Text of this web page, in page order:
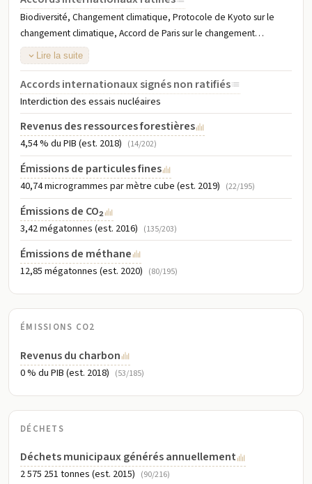
Biodiversité, Changement climatique, Protocole de Kyoto sur le
changement climatique, Accord de Paris sur le changement
climatique, Interdiction complète des essais nucléaires,
Désertification, Espèces en danger, Déchets dangereux, Droit de la
mer, Conservation de la vie marine, Protection de la couche
d'ozone, Zones humides
Lire la suite
Accords internationaux signés non ratifiés
Interdiction des essais nucléaires
Revenus des ressources forestières
4,54 % du PIB (est. 2018) (14/202)
Émissions de particules fines
40,74 microgrammes par mètre cube (est. 2019) (22/195)
Émissions de CO₂
3,42 mégatonnes (est. 2016) (135/203)
Émissions de méthane
12,85 mégatonnes (est. 2020) (80/195)
ÉMISSIONS CO2
Revenus du charbon
0 % du PIB (est. 2018) (53/185)
DÉCHETS
Déchets municipaux générés annuellement
2 575 251 tonnes (est. 2015) (90/216)